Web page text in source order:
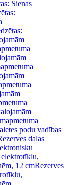
Sienas
podu vadības
daļas
elektrotīklu,
12 cmRezerves